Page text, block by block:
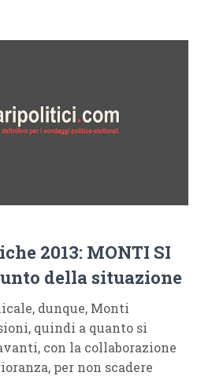
2013: MONTI SI
della situazione
dunque, Monti
quindi a quanto si
con la collaborazione
per non scadere